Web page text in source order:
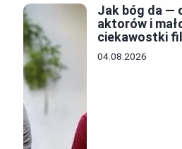
Jak bóg da —
aktorów i
ciekawostki
04.08.2026